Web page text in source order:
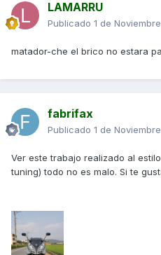
LAMARRU
Publicado 1 de
matador-che el brico no estara
fabrifax
Publicado 1 de
Ver este trabajo realizado al
tuning) todo no es malo. Si te